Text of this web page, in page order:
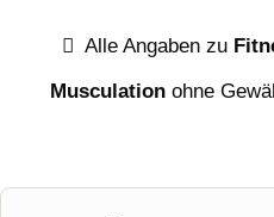
Alle Angaben zu
Musculation ohne